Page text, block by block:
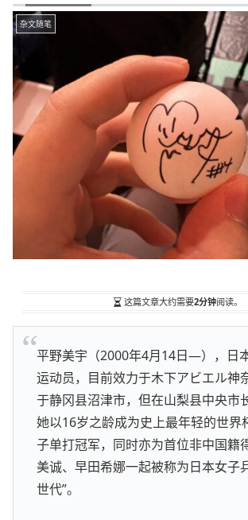
杂文随笔
这篇文章大约需要2分钟阅读。
平野美宇（2000年4月14日—），日
运动员，目前效力于木下アビエル神
于静冈县沼津市，但在山梨县中央市
她以16岁之龄成为史上最年轻的世界
子单打冠军，同时亦为首位非中国籍
美诚、早田希娜一起被称为日本女子
世代”。